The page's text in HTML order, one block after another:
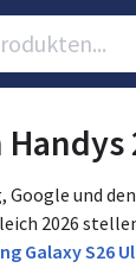
Google und
2026
Galaxy S26